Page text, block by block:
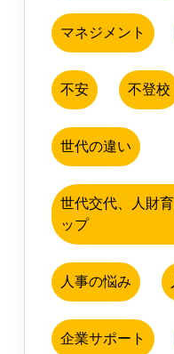
マネジメント
不安 不登校
世代の違い
世代交代、人財
ップ
人事の悩み
企業サポート